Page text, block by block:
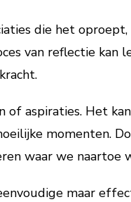
die het
van reflectie kan
of aspiraties. Het
momenten.
waar we naartoe
maar